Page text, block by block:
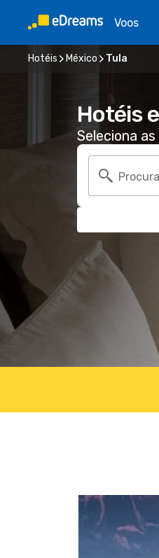
Voos
Hotéis México Tula
Hotéis
Seleciona